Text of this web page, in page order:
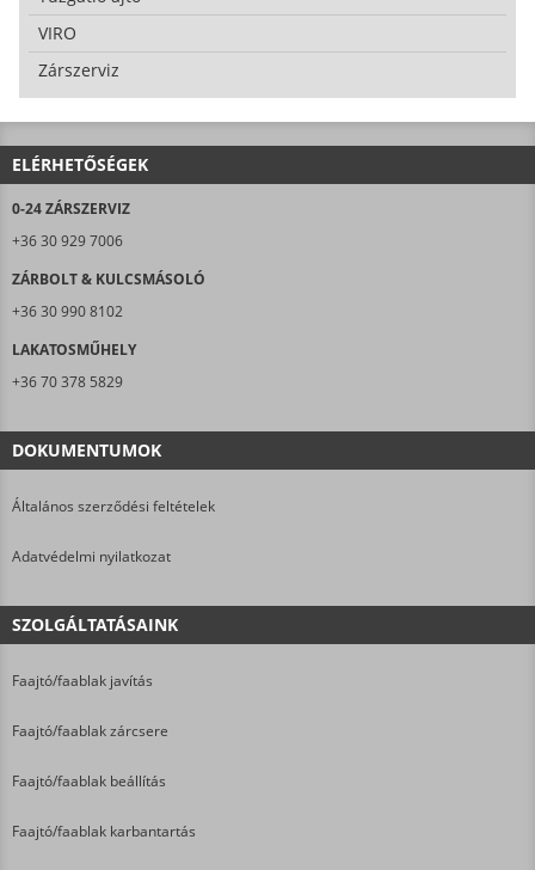
VIRO
Zárszerviz
ELÉRHETŐSÉGEK
0-24 ZÁRSZERVIZ
+36 30 929 7006
ZÁRBOLT & KULCSMÁSOLÓ
+36 30 990 8102
LAKATOSMŰHELY
+36 70 378 5829
DOKUMENTUMOK
Általános szerződési feltételek
Adatvédelmi nyilatkozat
SZOLGÁLTATÁSAINK
Faajtó/faablak javítás
Faajtó/faablak zárcsere
Faajtó/faablak beállítás
Faajtó/faablak karbantartás